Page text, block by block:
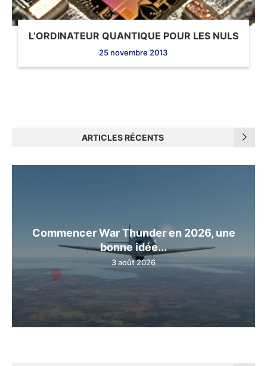
L’ORDINATEUR QUANTIQUE POUR LES NULS
25 novembre 2013
ARTICLES RÉCENTS
Commencer War Thunder en 2026, une
bonne idée...
3 août 2026